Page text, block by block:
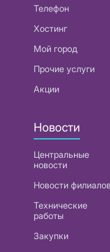
Телефон
Хостинг
Мой город
Прочие услуги
Акции
Новости
Центральные
новости
Новости филиалов
Технические
работы
Закупки